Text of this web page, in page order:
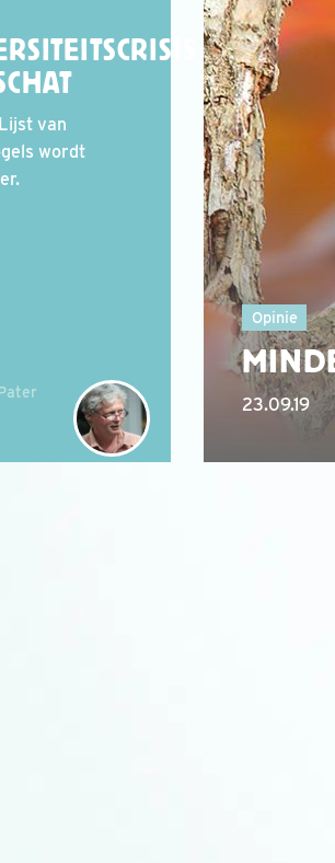
van
wordt
Opinie
23.09.19